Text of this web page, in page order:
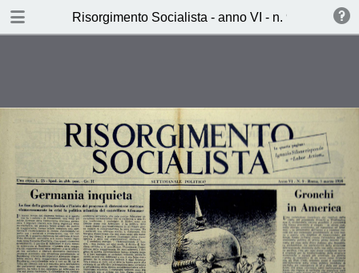
Risorgimento Socialista - anno VI - n. 9 - 3 marzo
TABLE OF CONTENTS
Libertini)
Il ritorno del dinosauro (dimone)
Ieri, Oggi, Domani (L.d.s.)